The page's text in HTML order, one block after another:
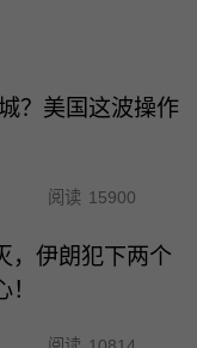
？美国这波操作
阅读 15900
，伊朗犯下两个